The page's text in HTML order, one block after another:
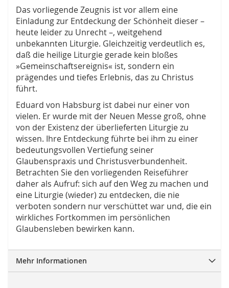
Das vorliegende Zeugnis ist vor allem eine
Einladung zur Entdeckung der Schönheit dieser –
heute leider zu Unrecht –, weitgehend
unbekannten Liturgie. Gleichzeitig verdeutlich es,
daß die heilige Liturgie gerade kein bloßes
»Gemeinschaftsereignis« ist, sondern ein
prägendes und tiefes Erlebnis, das zu Christus
führt.
Eduard von Habsburg ist dabei nur einer von
vielen. Er wurde mit der Neuen Messe groß, ohne
von der Existenz der überlieferten Liturgie zu
wissen. Ihre Entdeckung führte bei ihm zu einer
bedeutungsvollen Vertiefung seiner
Glaubenspraxis und Christusverbundenheit.
Betrachten Sie den vorliegenden Reiseführer
daher als Aufruf: sich auf den Weg zu machen und
eine Liturgie (wieder) zu entdecken, die nie
verboten sondern nur verschüttet war und, die ein
wirkliches Fortkommen im persönlichen
Glaubensleben bewirken kann.
Mehr Informationen